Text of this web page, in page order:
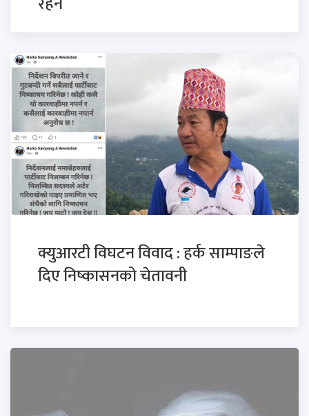
क्युआरटी विघटन विवाद : हर्क साम्पाङले
दिए निष्कासनको चेतावनी